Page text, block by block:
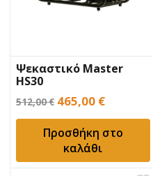
Ψεκαστικό Master
HS30
512,00€ Original
price
was:
512,00 €.
465,00 €Η
τιμή
465,00 €.
Προσθήκη στο
καλάθι